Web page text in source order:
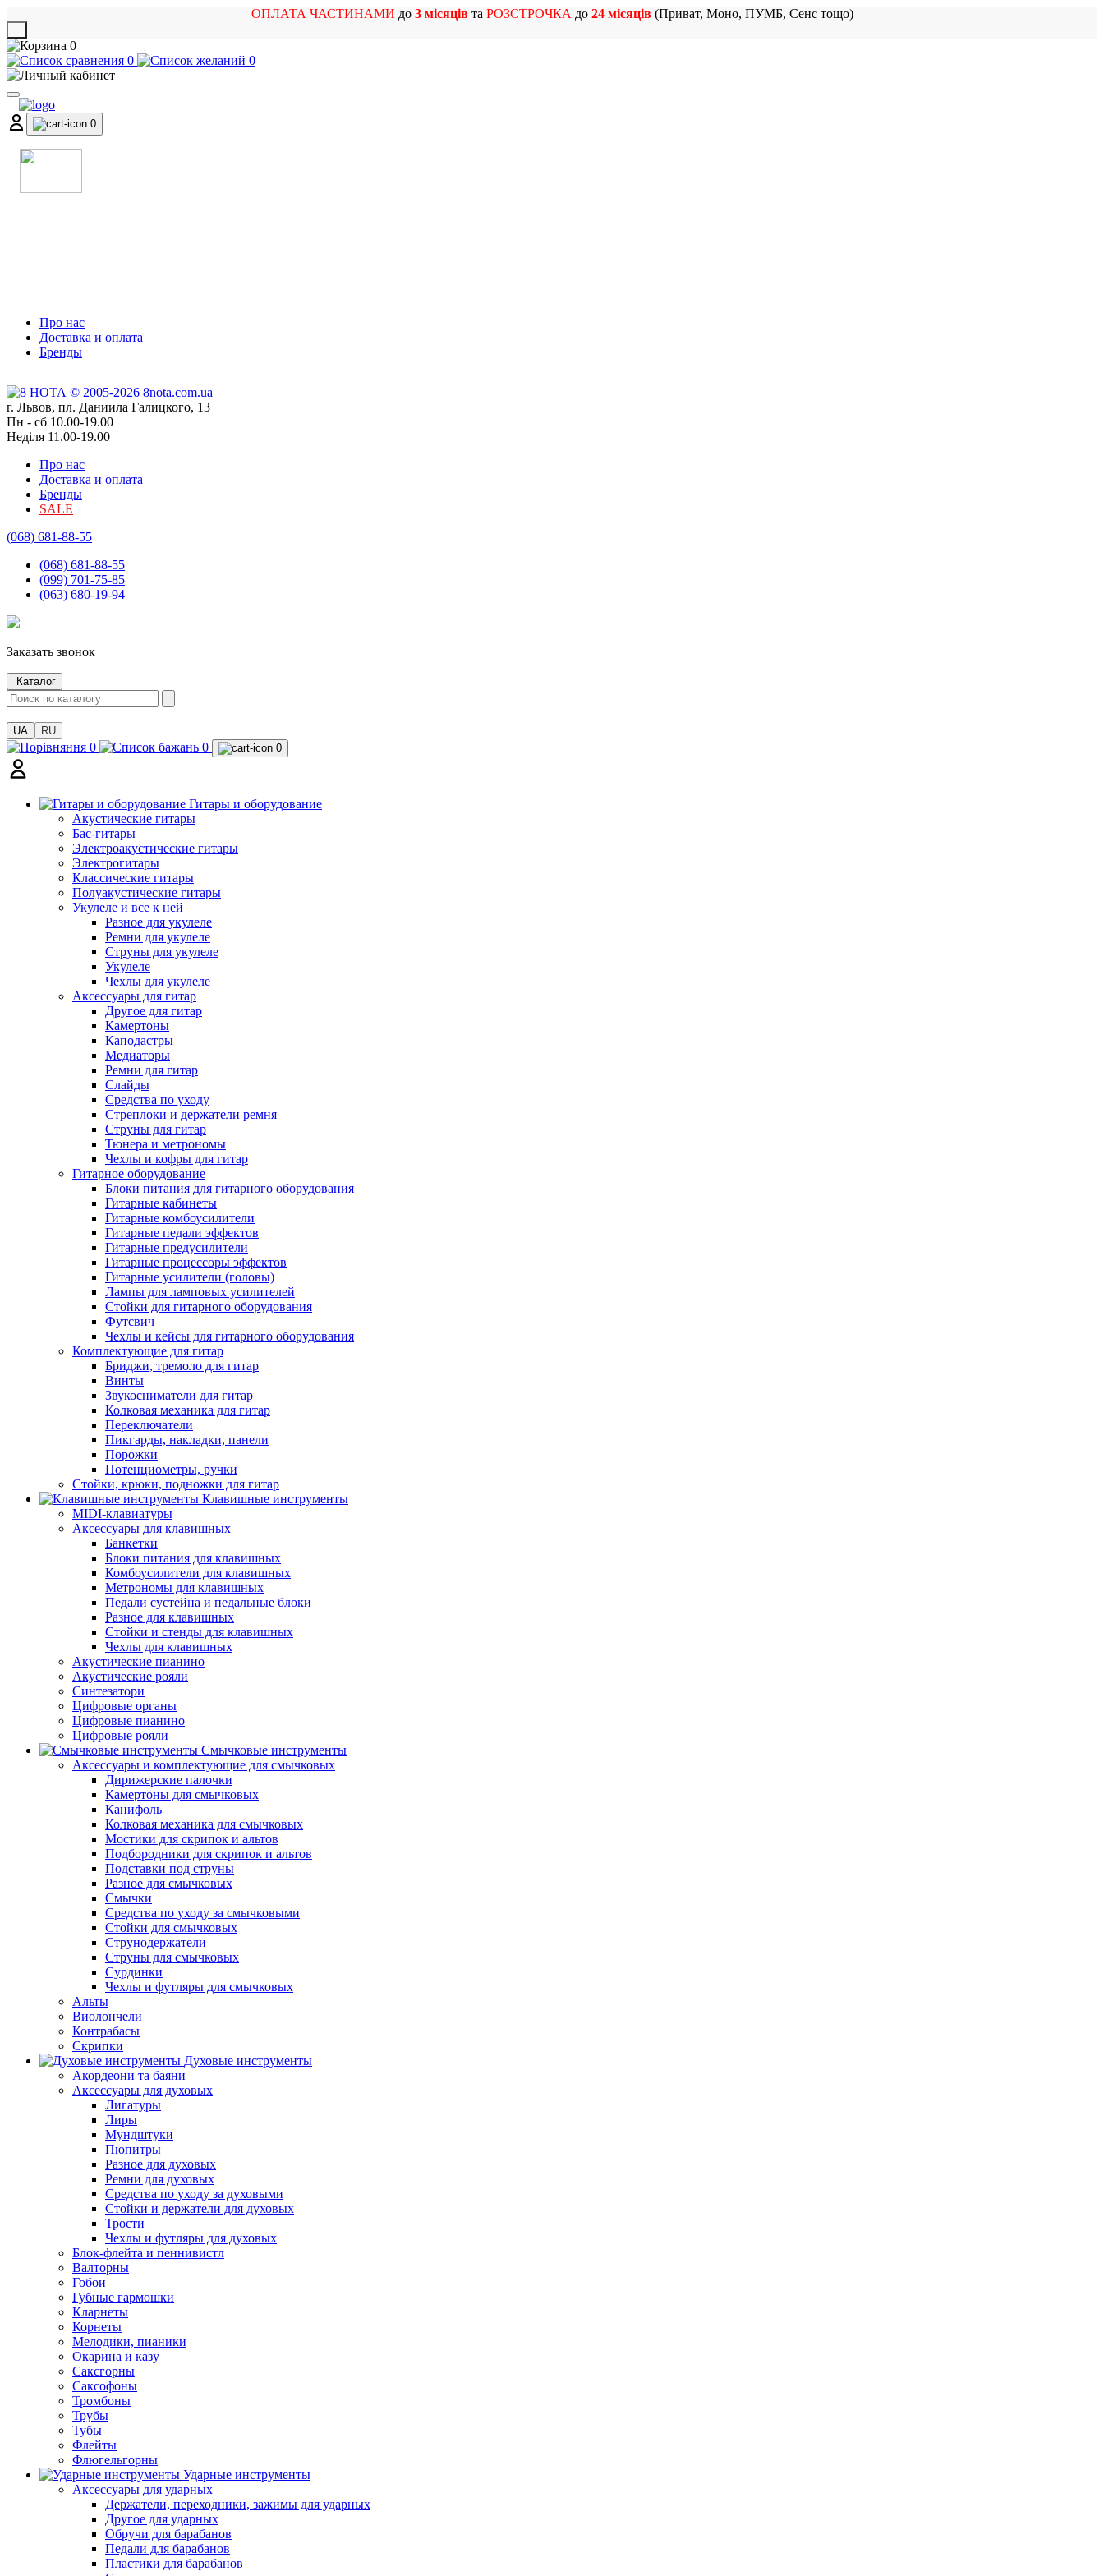
ОПЛАТА ЧАСТИНАМИ до 3 місяцівта РОЗСТРОЧКА до 24 місяців(Приват, Моно, ПУМБ, Сенс тощо)
0
0
0
0
Про нас
Доставка и оплата
Бренды
г. Львов, пл. Даниила Галицкого, 13
Пн - сб 10.00-19.00
Неділя 11.00-19.00
Про нас
Доставка и оплата
Бренды
SALE
(068) 681-88-55
(068) 681-88-55
(099) 701-75-85
(063) 680-19-94
Заказать звонок
Каталог
UA RU
0 0 0
Гитары и оборудование
Акустические гитары
Бас-гитары
Электроакустические гитары
Электрогитары
Классические гитары
Полуакустические гитары
Укулеле и все к ней
Разное для укулеле
Ремни для укулеле
Струны для укулеле
Укулеле
Чехлы для укулеле
Аксессуары для гитар
Другое для гитар
Камертоны
Каподастры
Медиаторы
Ремни для гитар
Слайды
Средства по уходу
Стреплоки и держатели ремня
Струны для гитар
Тюнера и метрономы
Чехлы и кофры для гитар
Гитарное оборудование
Блоки питания для гитарного оборудования
Гитарные кабинеты
Гитарные комбоусилители
Гитарные педали эффектов
Гитарные предусилители
Гитарные процессоры эффектов
Гитарные усилители (головы)
Лампы для ламповых усилителей
Стойки для гитарного оборудования
Футсвич
Чехлы и кейсы для гитарного оборудования
Комплектующие для гитар
Бриджи, тремоло для гитар
Винты
Звукосниматели для гитар
Колковая механика для гитар
Переключатели
Пикгарды, накладки, панели
Порожки
Потенциометры, ручки
Стойки, крюки, подножки для гитар
Клавишные инструменты
MIDI-клавиатуры
Аксессуары для клавишных
Банкетки
Блоки питания для клавишных
Комбоусилители для клавишных
Метрономы для клавишных
Педали сустейна и педальные блоки
Разное для клавишных
Стойки и стенды для клавишных
Чехлы для клавишных
Акустические пианино
Акустические рояли
Синтезатори
Цифровые органы
Цифровые пианино
Цифровые рояли
Смычковые инструменты
Аксессуары и комплектующие для смычковых
Дирижерские палочки
Камертоны для смычковых
Канифоль
Колковая механика для смычковых
Мостики для скрипок и альтов
Подбородники для скрипок и альтов
Подставки под струны
Разное для смычковых
Смычки
Средства по уходу за смычковыми
Стойки для смычковых
Струнодержатели
Струны для смычковых
Сурдинки
Чехлы и футляры для смычковых
Альты
Виолончели
Контрабасы
Скрипки
Духовые инструменты
Акордеони та баяни
Аксессуары для духовых
Лигатуры
Лиры
Мундштуки
Пюпитры
Разное для духовых
Ремни для духовых
Средства по уходу за духовыми
Стойки и держатели для духовых
Трости
Чехлы и футляры для духовых
Блок-флейта и пеннивистл
Валторны
Гобои
Губные гармошки
Кларнеты
Корнеты
Мелодики, пианики
Окарина и казу
Саксгорны
Саксофоны
Тромбоны
Трубы
Тубы
Флейты
Флюгельгорны
Ударные инструменты
Аксессуары для ударных
Держатели, переходники, зажимы для ударных
Другое для ударных
Обручи для барабанов
Педали для барабанов
Пластики для барабанов